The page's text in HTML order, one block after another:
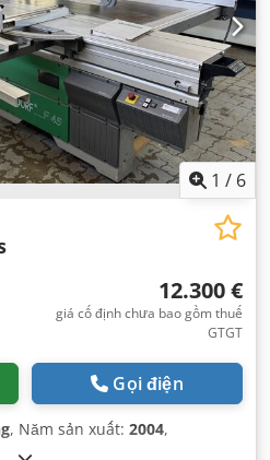
1 / 6
12.300 €
giá cố định chưa bao gồm thuế
GTGT
Gọi điện
, Năm sản xuất: 2004,